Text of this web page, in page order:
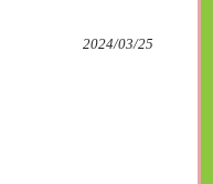
2024/03/25